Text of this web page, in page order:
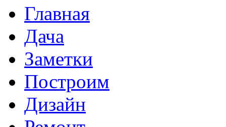
Главная
Дача
Заметки
Построим
Дизайн